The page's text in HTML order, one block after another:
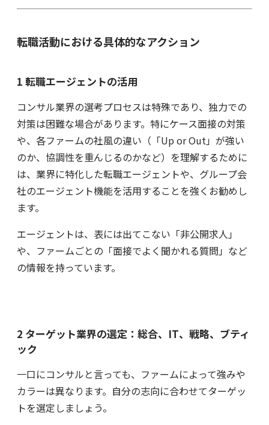
転職活動における具体的なアクション
1 転職エージェントの活用
コンサル業界の選考プロセスは特殊であり、独力での
対策は困難な場合があります。特にケース面接の対策
や、各ファームの社風の違い（「Up or Out」が強い
のか、協調性を重んじるのかなど）を理解するために
は、業界に特化した転職エージェントや、グループ会
社のエージェント機能を活用することを強くお勧めし
ます。
エージェントは、表には出てこない「非公開求人」
や、ファームごとの「面接でよく聞かれる質問」など
の情報を持っています。
2 ターゲット業界の選定：総合、IT、戦略、ブティ
ック
一口にコンサルと言っても、ファームによって強みや
カラーは異なります。自分の志向に合わせてターゲッ
トを選定しましょう。